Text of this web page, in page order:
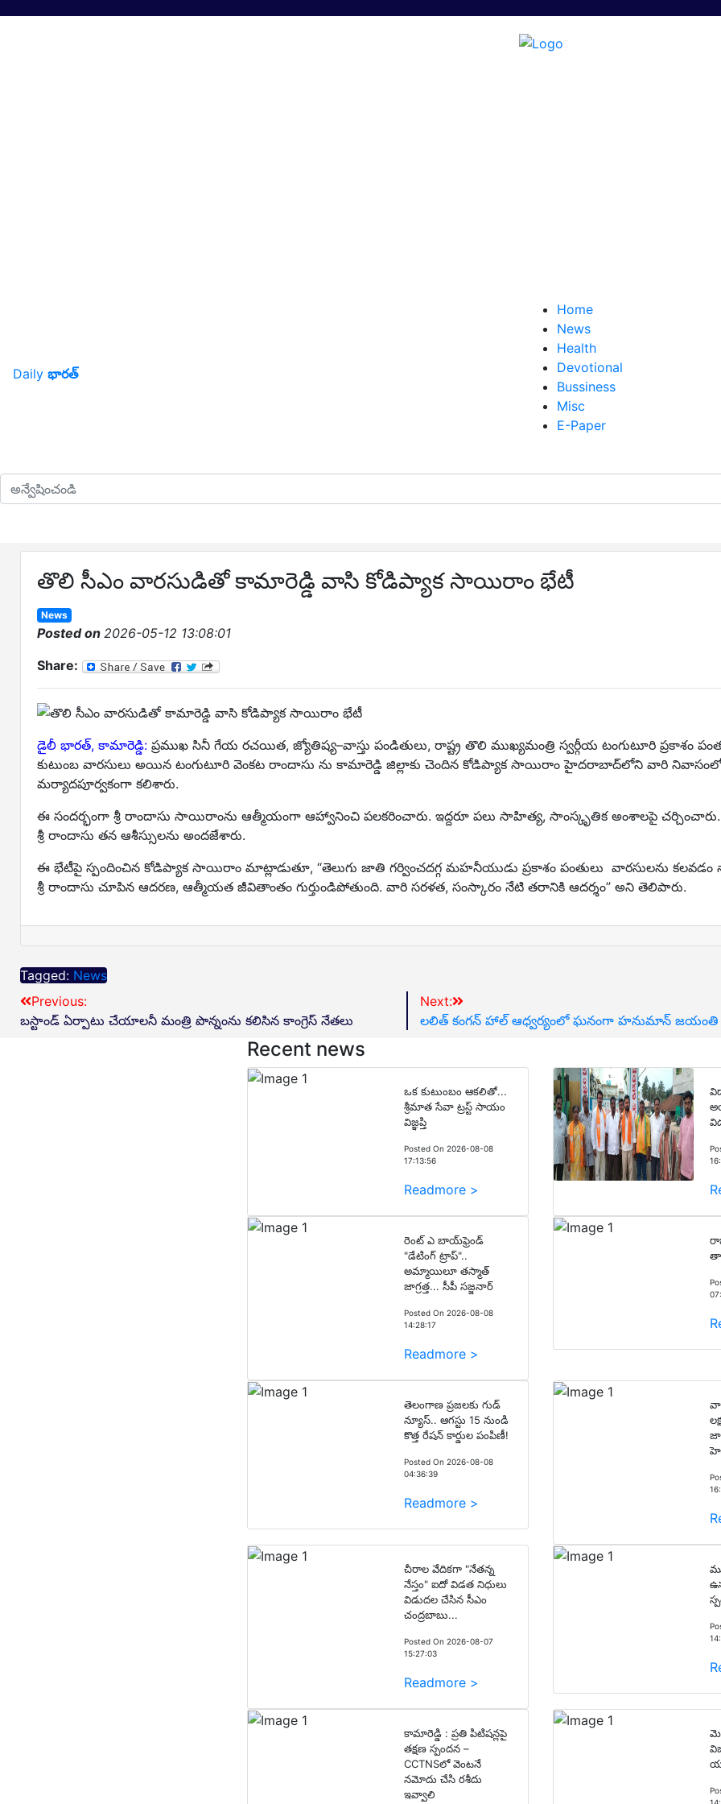
Daily భారత్
Home
News
Health
Devotional
Bussiness
Misc
E-Paper
తొలి సీఎం వారసుడితో కామారెడ్డి వాసి కోడిప్యాక సాయిరాం భేటీ
News
Posted on 2026-05-12 13:08:01
Share:
డైలీ భారత్, కామారెడ్డి: ప్రముఖ సినీ గేయ రచయిత, జ్యోతిష్య–వాస్తు పండితులు, రాష్ట్ర తొలి ముఖ్యమంత్రి స్వర్గీయ టంగుటూరి ప్రకాశం
కుటుంబ వారసులు అయిన టంగుటూరి వెంకట రాందాసు ను కామారెడ్డి జిల్లాకు చెందిన కోడిప్యాక సాయిరాం హైదరాబాద్‌లోని వారి
మర్యాదపూర్వకంగా కలిశారు.
ఈ సందర్భంగా శ్రీ రాందాసు సాయిరాంను ఆత్మీయంగా ఆహ్వానించి పలకరించారు. ఇద్దరూ పలు సాహిత్య, సాంస్కృతిక అంశాలపై
శ్రీ రాందాసు తన ఆశీస్సులను అందజేశారు.
ఈ భేటీపై స్పందించిన కోడిప్యాక సాయిరాం మాట్లాడుతూ, “తెలుగు జాతి గర్వించదగ్గ మహనీయుడు ప్రకాశం పంతులు వారసులను కలవడం
శ్రీ రాందాసు చూపిన ఆదరణ, ఆత్మీయత జీవితాంతం గుర్తుండిపోతుంది. వారి సరళత, సంస్కారం నేటి తరానికి ఆదర్శం” అని తెలిపారు.
Tagged: News
Previous:
బస్టాండ్ ఏర్పాటు చేయాలనీ మంత్రి పొన్నంను కలిసిన కాంగ్రెస్ నేతలు
Next:
లలిత్ కంగన్ హాల్ ఆధ్వర్యంలో ఘనంగా హనుమాన్ జయంతి
Recent news
ఒక కుటుంబం ఆకలితో...
శ్రీమాత సేవా ట్రస్ట్ సాయం
విజ్ఞప్తి
Posted On 2026-08-08
17:13:56
Readmore >
రెంట్ ఎ బాయ్‌ఫ్రెండ్
"డేటింగ్ ట్రాప్"..
అమ్మాయిలూ తస్మాత్
జాగ్రత్త... సీపీ సజ్జనార్
Posted On 2026-08-08
14:28:17
Readmore >
తెలంగాణ ప్రజలకు గుడ్
న్యూస్.. ఆగస్టు 15 నుండి
కొత్త రేషన్ కార్డుల పంపిణీ!
Posted On 2026-08-08
04:36:39
Readmore >
చీరాల వేదికగా "నేతన్న
నేస్తం" ఐదో విడత నిధులు
విడుదల చేసిన సీఎం
చంద్రబాబు...
Posted On 2026-08-07
15:27:03
Readmore >
కామారెడ్డి : ప్రతి పిటిషన్లపై
తక్షణ స్పందన –
CCTNSలో వెంటనే
నమోదు చేసి రశీదు
ఇవ్వాలి